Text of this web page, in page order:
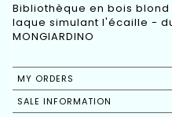
Bibliothèque en bois
laque simulant l'écaille -
MONGIARDINO
MY ORDERS
SALE INFORMATION